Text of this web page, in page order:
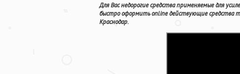
Для Вас недорогие средства применяемые для
быстро оформить online действующие средства
Краснодар.